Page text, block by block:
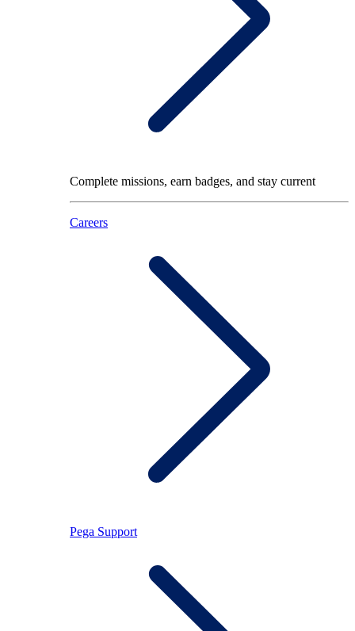
Complete missions, earn badges, and stay current
Careers
Pega Support